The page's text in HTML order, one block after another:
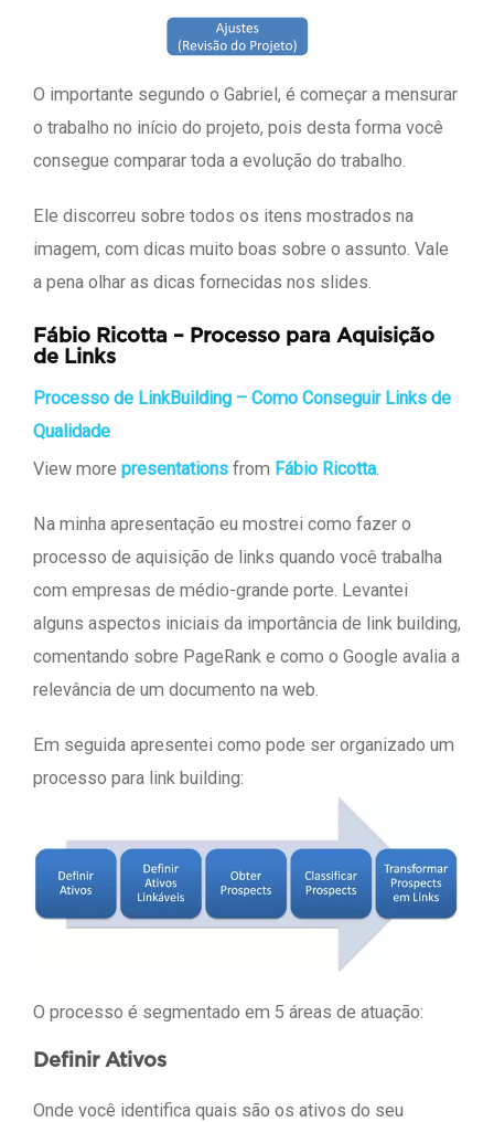
O importante segundo o Gabriel, é começar a mensurar
o trabalho no início do projeto, pois desta forma você
consegue comparar toda a evolução do trabalho.
Ele discorreu sobre todos os itens mostrados na
imagem, com dicas muito boas sobre o assunto. Vale
a pena olhar as dicas fornecidas nos slides.
Fábio Ricotta – Processo para Aquisição
de Links
Processo de LinkBuilding – Como Conseguir Links de
Qualidade
View more presentations from Fábio Ricotta
Na minha apresentação eu mostrei como fazer o
processo de aquisição de links quando você trabalha
com empresas de médio-grande porte. Levantei
alguns aspectos iniciais da importância de link building,
comentando sobre PageRank e como o Google avalia a
relevância de um documento na web.
Em seguida apresentei como pode ser organizado um
processo para link building:
O processo é segmentado em 5 áreas de atuação:
Definir Ativos
Onde você identifica quais são os ativos do seu